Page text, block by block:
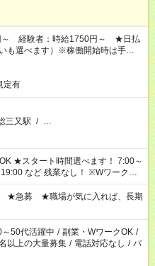
～ 経験者：時給1750円～ ★日払
も選べます）※稼働開始時は手続き
す。
定有
三又駅 / …
～
残業なし！ ※Wワークの
40時間超の就業はご案内できませ
以上勤務は社会保険への加入対象
日雇い派遣の原則禁止）により、
内が難しい場合があります
★急募 ★職場が気に入れば、長期
～50代活躍中 / 副業・WワークOK /
以上の大量募集 / 電話対応なし / パ